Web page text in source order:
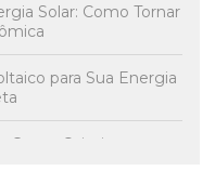
Solar: Como Tornar
para Sua Energia
Como Otimizar e